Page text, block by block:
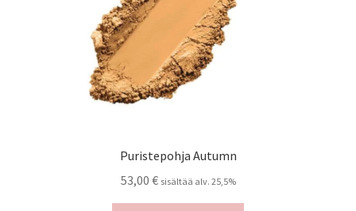
Puristepohja Autumn
53,00 € sisältää alv. 25,5%